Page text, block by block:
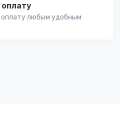
любым удобным